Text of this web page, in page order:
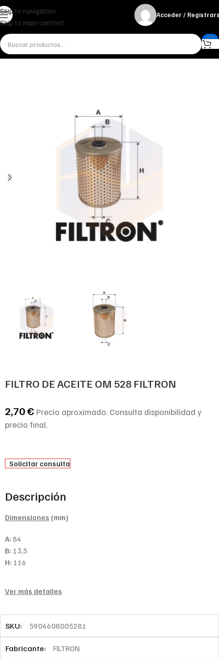
Skip to navigation
Skip to main content
Acceder /
InicioMiscelánea - otrosOtrosFILTRO DE ACEITE OM 528 FILTRON
FILTRO DE ACEITE OM 528 FILTRON
2,70€ Precio aproximado. Consulta disponibilidad y
precio final.
Solicitar consulta
Descripción
Dimensiones (mm)
A: 84
B: 13,5
H: 116
Ver más detalles
SKU: 5904608005281
Fabricante: FILTRON